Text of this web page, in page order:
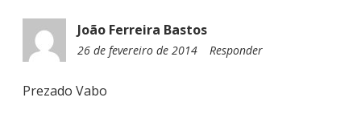
João Ferreira Bastos
26 de fevereiro de 2014
2Responder
Prezado Vabo